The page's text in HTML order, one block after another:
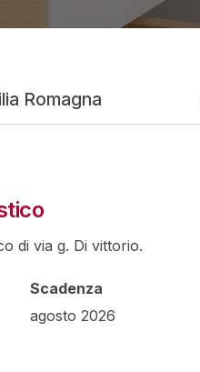
di via g. Di vittorio.
Scadenza
agosto 2026